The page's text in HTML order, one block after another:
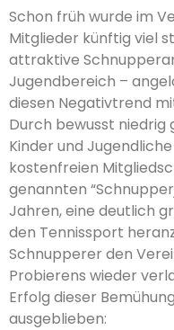
Schon früh wurde im
Mitglieder künftig viel
attraktive
Jugendbereich –
diesen Negativtrend
Durch bewusst
Kinder und
kostenfreien
genannten
Jahren, eine deutlich
den Tennissport
Schnupperer den
Probierens wieder
Erfolg dieser
ausgeblieben: